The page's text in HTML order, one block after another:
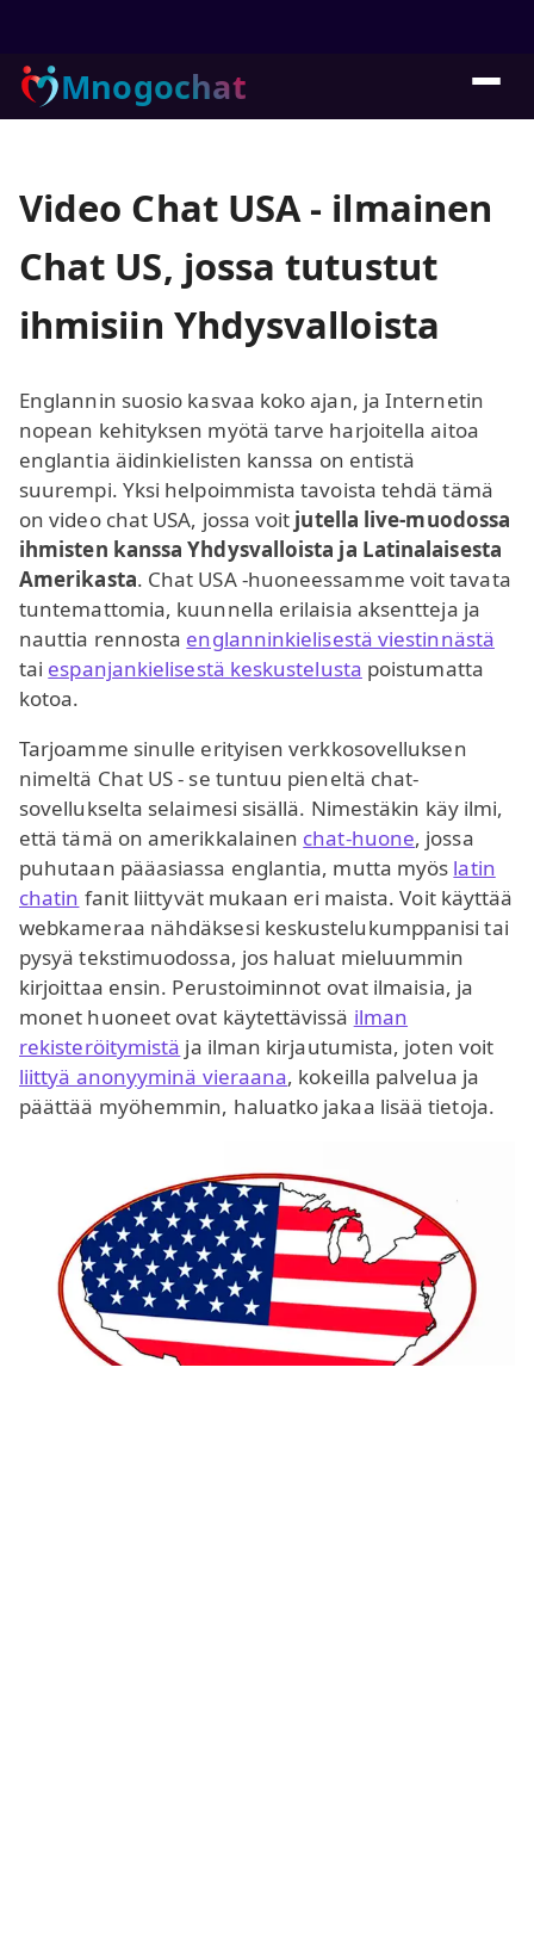
Mnogochat
Video Chat USA - ilmainen
Chat US, jossa tutustut
ihmisiin Yhdysvalloista
Englannin suosio kasvaa koko ajan, ja Internetin
nopean kehityksen myötä tarve harjoitella aitoa
englantia äidinkielisten kanssa on entistä
suurempi. Yksi helpoimmista tavoista tehdä tämä
on video chat USA, jossa voit jutella live-muodossa
ihmisten kanssa Yhdysvalloista ja Latinalaisesta
Amerikasta. Chat USA -huoneessamme voit tavata
tuntemattomia, kuunnella erilaisia aksentteja ja
nauttia rennosta englanninkielisestä viestinnästä
tai espanjankielisestä keskustelusta poistumatta
kotoa.
Tarjoamme sinulle erityisen verkkosovelluksen
nimeltä Chat US - se tuntuu pieneltä chat-
sovellukselta selaimesi sisällä. Nimestäkin käy ilmi,
että tämä on amerikkalainen chat-huone, jossa
puhutaan pääasiassa englantia, mutta myös latin
chatin fanit liittyvät mukaan eri maista. Voit käyttää
webkameraa nähdäksesi keskustelukumppanisi tai
pysyä tekstimuodossa, jos haluat mieluummin
kirjoittaa ensin. Perustoiminnot ovat ilmaisia, ja
monet huoneet ovat käytettävissä ilman
rekisteröitymistä ja ilman kirjautumista, joten voit
liittyä anonyyminä vieraana, kokeilla palvelua ja
päättää myöhemmin, haluatko jakaa lisää tietoja.